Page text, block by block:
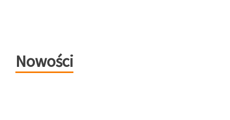
Nowości